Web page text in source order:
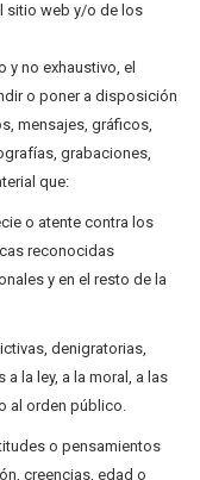
sitio web y/o de los
y no exhaustivo, el
o poner a disposición
mensajes, gráficos,
grabaciones,
que:
o atente contra los
reconocidas
y en el resto de la
denigratorias,
la ley, a la moral, a las
al orden público.
o pensamientos
creencias, edad o